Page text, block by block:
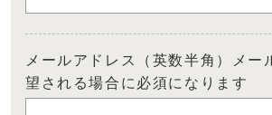
メールアドレス（英数半角）メー
望される場合に必須になります